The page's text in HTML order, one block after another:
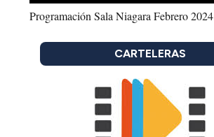
Programación Sala Niagara Febrero 2024
CARTELERAS